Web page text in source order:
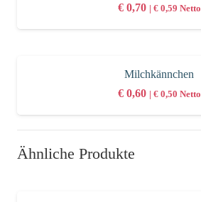
€0,70 | €0,59 Netto
Milchkännchen
€0,60 €0,50 Netto
Ähnliche Produkte